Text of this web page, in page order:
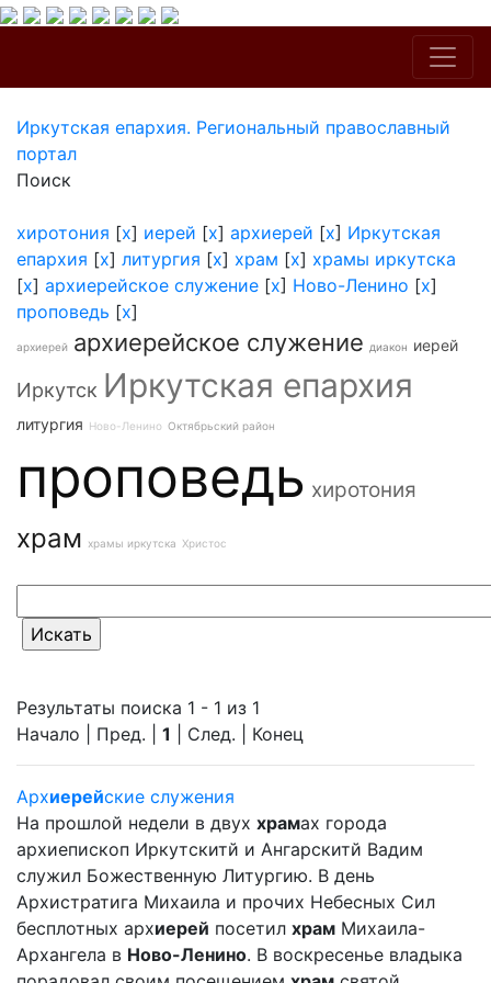
Иркутская епархия. Региональный православный
портал
Поиск
хиротония [x] иерей [x] архиерей [x] Иркутская
епархия [x] литургия [x] храм [x] храмы иркутска
[x] архиерейское служение [x] Ново-Ленино [x]
проповедь [x]
архиерей архиерейское служение диакон иерей
Иркутск Иркутская епархия
литургия Ново-Ленино Октябрьский район
проповедь хиротония
храм храмы иркутска Христос
Результаты поиска 1 - 1 из 1
Начало | Пред. | 1 | След. | Конец
Архиерейские служения
На прошлой недели в двух храмах города
архиепископ Иркутскитй и Ангарскитй Вадим
служил Божественную Литургию. В день
Архистратига Михаила и прочих Небесных Сил
бесплотных архиерей посетил храм Михаила-
Архангела в Ново-Ленино. В воскресенье владыка